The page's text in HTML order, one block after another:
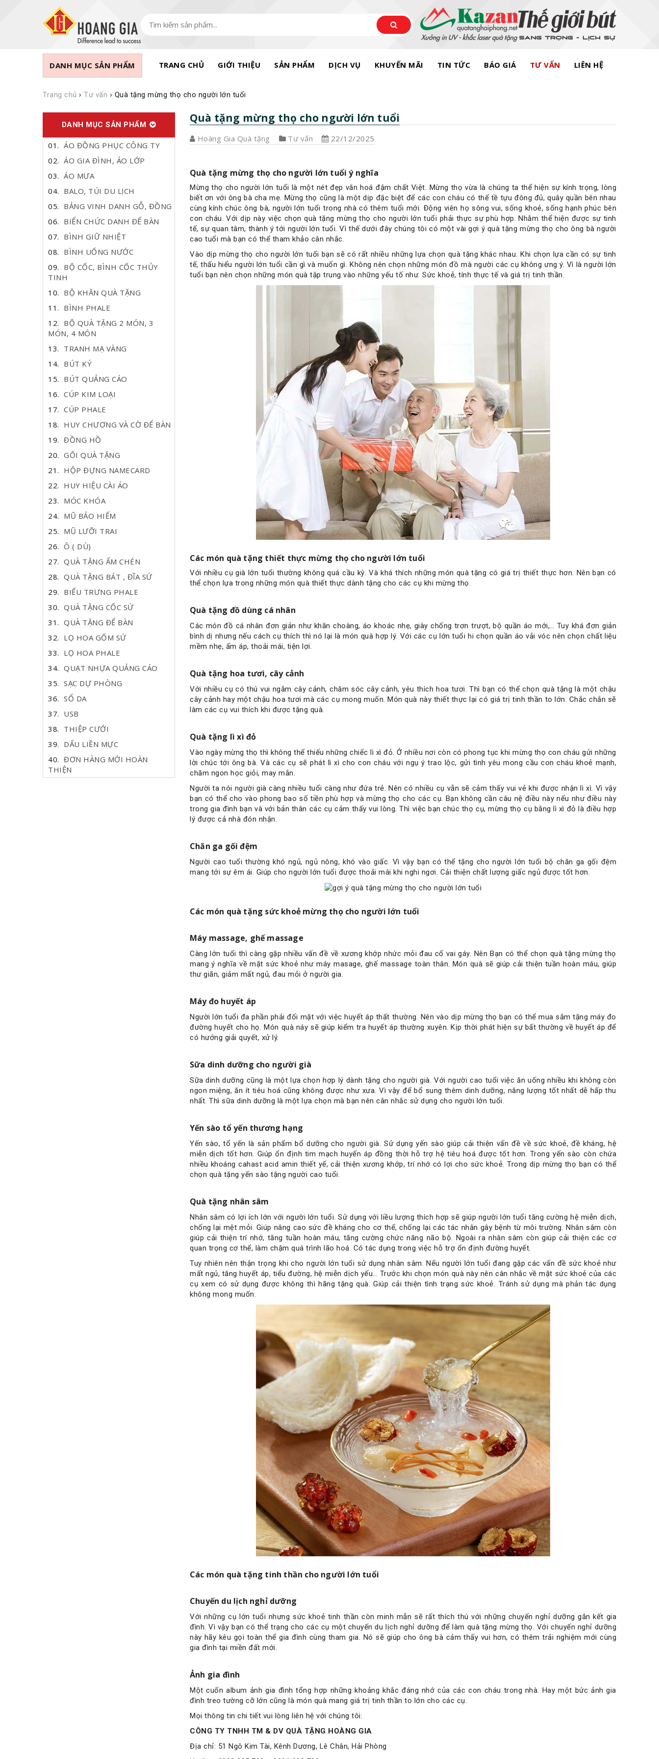
DANH MỤC SẢN PHẨM TRANG CHỦ GIỚI THIỆU SẢN PHẨM DỊCH VỤ KHUYẾN MÃI TIN TỨC BÁO GIÁ TƯ VẤN LIÊN HỆ
Trang chủ › Tư vấn › Quà tặng mừng thọ cho người lớn tuổi
DANH MỤC SẢN PHẨM
ÁO ĐỒNG PHỤC CÔNG TY
ÁO GIA ĐÌNH, ÁO LỚP
ÁO MƯA
BALO, TÚI DU LỊCH
BẢNG VINH DANH GỖ, ĐỒNG
BIỂN CHỨC DANH ĐỂ BÀN
BÌNH GIỮ NHIỆT
BÌNH UỐNG NƯỚC
BỘ CỐC, BÌNH CỐC THỦY
TINH
BỘ KHĂN QUÀ TẶNG
BÌNH PHALE
BỘ QUÀ TẶNG 2 MÓN, 3
MÓN, 4 MÓN
TRANH MẠ VÀNG
BÚT KÝ
BÚT QUẢNG CÁO
CÚP KIM LOẠI
CÚP PHALE
HUY CHƯƠNG VÀ CỜ ĐỂ BÀN
ĐỒNG HỒ
GỐI QUÀ TẶNG
HỘP ĐỰNG NAMECARD
HUY HIỆU CÀI ÁO
MÓC KHÓA
MŨ BẢO HIỂM
MŨ LƯỠI TRAI
Ô ( DÙ)
QUÀ TẶNG ẤM CHÉN
QUÀ TẶNG BÁT , ĐĨA SỨ
BIỂU TRƯNG PHALE
QUÀ TẶNG CỐC SỨ
QUÀ TẶNG ĐỂ BÀN
LỌ HOA GỐM SỨ
LỌ HOA PHALE
QUẠT NHỰA QUẢNG CÁO
SẠC DỰ PHÒNG
SỔ DA
USB
THIỆP CƯỚI
DẤU LIỀN MỰC
ĐƠN HÀNG MỚI HOÀN
THIỆN
Quà tặng mừng thọ cho người lớn tuổi
Hoàng Gia Quà tặng Tư vấn 22/12/2025
Quà tặng mừng thọ cho người lớn tuổi ý nghĩa
Mừng thọ cho người lớn tuổi là một nét đẹp văn hoá đậm chất Việt. Mừng thọ vừa là chúng ta thể hiện sự kính trọng, lòng
biết ơn với ông bà cha mẹ. Mừng thọ cũng là một dịp đặc biệt để các con cháu có thể tề tựu đông đủ, quây quần bên nhau
cùng kính chúc ông bà, người lớn tuổi trong nhà có thêm tuổi mới. Động viên họ sông vui, sống khoẻ, sống hạnh phúc bên
con cháu. Với dịp này việc chọn quà tặng mừng thọ cho người lớn tuổi phải thực sự phù hợp. Nhằm thể hiện được sự tinh
tế, sự quan tâm, thành ý tới người lớn tuổi. Vì thế dưới đây chúng tôi có một vài gợi ý quà tặng mừng thọ cho ông bà người
cao tuổi mà bạn có thể tham khảo cân nhắc.
Vào dịp mừng thọ cho người lớn tuổi bạn sẽ có rất nhiều những lựa chọn quà tặng khác nhau. Khi chọn lựa cần có sự tinh
tế, thấu hiểu người lớn tuổi cần gì và muốn gì. Không nên chọn những món đồ mà người các cụ không ưng ý. Vì là người lớn
tuổi bạn nên chọn những món quà tập trung vào những yếu tố như. Sức khoẻ, tính thực tế và giá trị tinh thần.
Các món quà tặng thiết thực mừng thọ cho người lớn tuổi
Với nhiều cụ già lớn tuổi thường không quá cầu kỳ. Và khá thích những món quà tặng có giá trị thiết thực hơn. Nên bạn có
thể chọn lựa trong những món quà thiết thực dành tặng cho các cụ khi mừng thọ.
Quà tặng đồ dùng cá nhân
Các món đồ cá nhân đơn giản như khăn choàng, áo khoác nhẹ, giày chống trơn trượt, bộ quần áo mới,… Tuy khá đơn giản
bình dị nhưng nếu cách cụ thích thì nó lại là món quà hợp lý. Với các cụ lớn tuổi hi chọn quần áo vải vóc nên chọn chất liệu
mềm nhẹ, ấm áp, thoải mái, tiện lợi.
Quà tặng hoa tươi, cây cảnh
Với nhiều cụ có thú vui ngắm cây cảnh, chăm sóc cây cảnh, yêu thích hoa tươi. Thì bạn có thể chọn quà tặng là một chậu
cây cảnh hay một chậu hoa tươi mà các cụ mong muốn. Món quà này thiết thực lại có giá trị tinh thần to lớn. Chắc chắn sẽ
làm các cụ vui thích khi được tặng quà.
Quà tặng lì xì đỏ
Vào ngày mừng thọ thì không thể thiếu những chiếc lì xì đỏ. Ở nhiều nơi còn có phong tục khi mừng thọ con cháu gửi những
lời chúc tới ông bà. Và các cụ sẽ phát lì xì cho con cháu với ngụ ý trao lộc, gửi tình yêu mong cầu con cháu khoẻ mạnh,
chăm ngon học giỏi, may mắn.
Người ta nói người già càng nhiều tuổi càng như đứa trẻ. Nên có nhiều cụ vẫn sẽ cảm thấy vui vẻ khi được nhận lì xì. Vì vậy
bạn có thể cho vào phong bao số tiền phù hợp và mừng thọ cho các cụ. Bạn không cần câu nệ điều này nếu như điều này
trong gia đình bạn và với bản thân các cụ cảm thấy vui lòng. Thì việc bạn chúc thọ cụ, mừng thọ cụ bằng lì xì đỏ là điều hợp
lý được cả nhà đón nhận.
Chăn ga gối đệm
Người cao tuổi thường khó ngủ, ngủ nông, khó vào giấc. Vì vậy bạn có thể tặng cho người lớn tuổi bộ chăn ga gối đệm
mang tới sự êm ái. Giúp cho người lớn tuổi được thoải mái khi nghi ngơi. Cải thiện chất lượng giấc ngủ được tốt hơn.
Các món quà tặng sức khoẻ mừng thọ cho người lớn tuổi
Máy massage, ghế massage
Càng lớn tuổi thì càng gặp nhiều vấn đề về xương khớp nhức mỏi đau cổ vai gáy. Nên Bạn có thể chọn quà tặng mừng thọ
mang ý nghĩa về mặt sức khoẻ như máy masage, ghế massage toàn thân. Món quà sẽ giúp cải thiện tuần hoàn máu, giúp
thư giãn, giảm mất ngủ, đau mỏi ở người gia.
Máy đo huyết áp
Người lớn tuổi đa phần phải đối mặt với việc huyết áp thất thường. Nên vào dịp mừng thọ bạn có thể mua sắm tặng máy đo
đường huyết cho họ. Món quà náy sẽ giúp kiểm tra huyết áp thường xuyên. Kịp thời phát hiện sự bất thường về huyết áp để
có hướng giải quyết, xử lý.
Sữa dinh dưỡng cho người già
Sữa dinh dưỡng cũng là một lựa chọn hợp lý dành tặng cho người già. Với người cao tuổi việc ăn uống nhiều khi không còn
ngon miệng, ăn ít tiêu hoá cũng không được như xưa. Vì vậy để bổ sung thêm dinh dưỡng, năng lượng tốt nhất dễ hấp thu
nhất. Thì sữa dinh dưỡng là một lựa chọn mà bạn nên cân nhắc sử dụng cho người lớn tuổi.
Yến sào tổ yến thương hạng
Yến sào, tổ yến là sản phẩm bổ dưỡng cho người già. Sử dụng yến sào giúp cải thiện vấn đề về sức khoẻ, đề kháng, hệ
miễn dịch tốt hơn. Giúp ổn định tim mạch huyến áp đồng thời hỗ trợ hệ tiêu hoá được tốt hơn. Trong yến sào còn chứa
nhiều khoáng cahast acid amin thiết yế, cải thiện xương khớp, trí nhớ có lợi cho sức khoẻ. Trong dịp mừng thọ bạn có thể
chọn quà tặng yến sào tặng người cao tuổi.
Quà tặng nhân sâm
Nhân sâm có lợi ích lớn với người lớn tuổi. Sử dụng với liều lượng thích hợp sẽ giúp người lớn tuổi tăng cường hệ miễn dịch,
chống lại mệt mỏi. Giúp nâng cao sức đề kháng cho cơ thể, chống lại các tác nhân gây bệnh từ môi trường. Nhân sâm còn
giúp cải thiện trí nhớ, tăng tuần hoàn máu, tăng cường chức năng não bộ. Ngoài ra nhân sâm còn giúp cải thiện các cơ
quan trọng cơ thể, làm chậm quá trình lão hoá. Có tác dụng trong việc hỗ trợ ổn định đường huyết.
Tuy nhiên nên thận trọng khi cho người lớn tuổi sử dụng nhân sâm. Nếu người lớn tuổi đang gặp các vấn đề sức khoẻ như
mất ngủ, tăng huyết áp, tiểu đường, hệ miễn dịch yếu… Trước khi chọn món quà này nên cân nhắc về mặt sức khoẻ của các
cụ xem có sử dụng được không thì hãng tặng quà. Giúp cải thiện tình trạng sức khoẻ. Tránh sử dụng mà phản tác dụng
không mong muốn.
Các món quà tặng tinh thần cho người lớn tuổi
Chuyến du lịch nghỉ dưỡng
Với những cụ lớn tuổi nhưng sức khoẻ tinh thần còn minh mẫn sẽ rất thích thú với những chuyến nghỉ dưỡng gắn kết gia
đình. Vì vậy bạn có thể trạng cho các cụ một chuyến du lịch nghỉ dưỡng để làm quà tặng mừng thọ. Với chuyến nghỉ dưỡng
này hãy kêu gọi toàn thể gia đình cùng tham gia. Nó sẽ giúp cho ông bà cảm thấy vui hơn, có thêm trải nghiệm mới cùng
gia đình tại miền đất mới.
Ảnh gia đình
Một cuốn album ảnh gia đình tổng hợp những khoảng khắc đáng nhớ của các con cháu trong nhà. Hay một bức ảnh gia
đình treo tường cỡ lớn cũng là món quà mang giá trị tinh thần to lớn cho các cụ.
Mọi thông tin chi tiết vui lòng liên hệ với chúng tôi:
CÔNG TY TNHH TM & DV QUÀ TẶNG HOÀNG GIA
Địa chỉ: 51 Ngô Kim Tài, Kênh Dương, Lê Chân, Hải Phòng